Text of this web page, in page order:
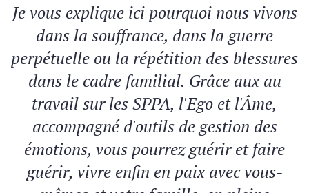
Je vous explique ici pourquoi nous vivons
dans la souffrance, dans la guerre
perpétuelle ou la répétition des blessures
dans le cadre familial. Grâce aux au
travail sur les SPPA, l'Ego et l'Âme,
accompagné d'outils de gestion des
émotions, vous pourrez guérir et faire
guérir, vivre enfin en paix avec vous-